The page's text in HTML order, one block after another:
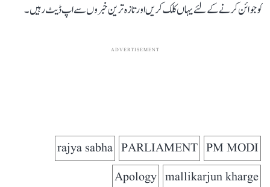
کو جوائن کرنے کے لئے یہاں کلک کریں اور تازہ ترین خبروں سے اپ ڈیٹ رہیں۔
ADVERTISEMENT
PM MODI
PARLIAMENT
rajya sabha
mallikarjun kharge
Apology